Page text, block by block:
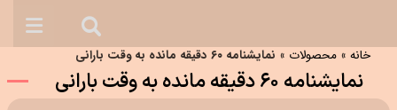
خانه » محصولات » نمایشنامه ۶۰ دقیقه مانده به وقت بارانی
نمایشنامه ۶۰ دقیقه مانده به وقت بارانی